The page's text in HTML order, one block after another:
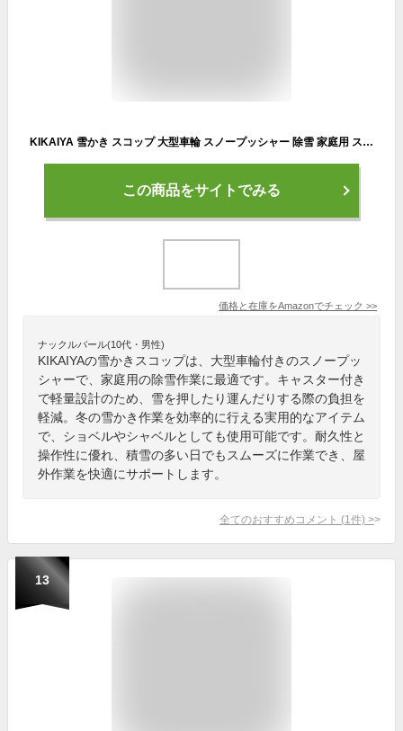
KIKAIYA 雪かき スコップ 大型車輪 スノープッシャー 除雪 家庭用 スノーダンプ キャスター付き 冬 ショベル シャベル 軽量 SNW-1
この商品をサイトでみる
価格と在庫をAmazonでチェック >>
ナックルバール(10代・男性)
KIKAIYAの雪かきスコップは、大型車輪付きのスノープッ
シャーで、家庭用の除雪作業に最適です。キャスター付き
で軽量設計のため、雪を押したり運んだりする際の負担を
軽減。冬の雪かき作業を効率的に行える実用的なアイテム
で、ショベルやシャベルとしても使用可能です。耐久性と
操作性に優れ、積雪の多い日でもスムーズに作業でき、屋
外作業を快適にサポートします。
全てのおすすめコメント (1 件) >
13